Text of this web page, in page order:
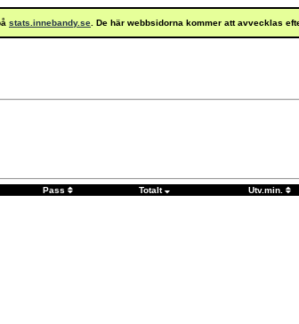
stats.innebandy.se . De här webbsidorna kommer att avvecklas
Pass Totalt Utv.min.